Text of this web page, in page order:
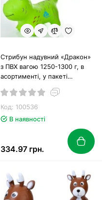
Стрибун надувний «Дракон»
з ПВХ вагою 1250-1300 г, в
асортименті, у пакеті
Код: 100536
В наявності
334.97 грн.